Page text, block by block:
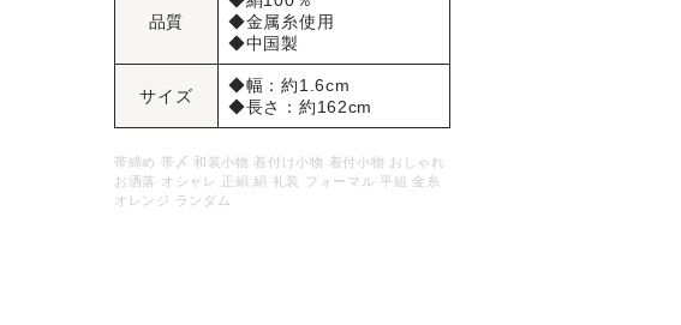
品質
◆金属糸使用
◆中国製
サイズ
◆幅：約1.6cm
◆長さ：約162cm
帯締め 帯〆 和装小物 着付け小物 着付小物 おしゃれ
お洒落 オシャレ 正絹 絹 礼装 フォーマル 平組 金糸
オレンジ ランダム